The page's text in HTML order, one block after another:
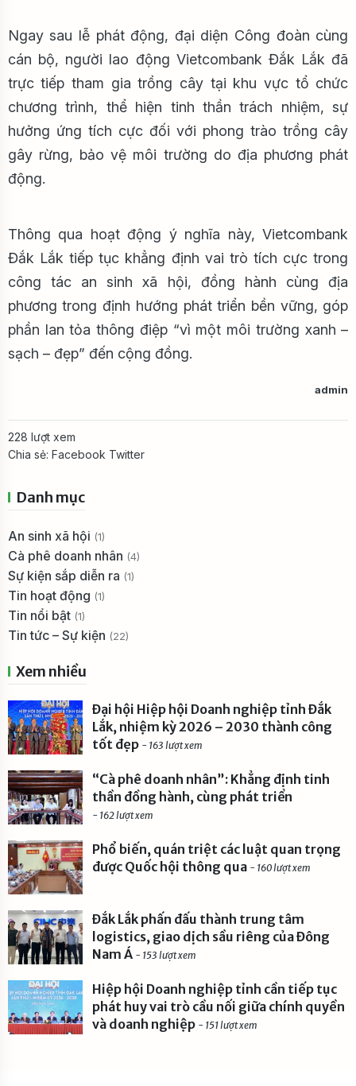
Ngay sau lễ phát động, đại diện Công đoàn cùng
cán bộ, người lao động Vietcombank Đắk Lắk đã
trực tiếp tham gia trồng cây tại khu vực tổ chức
chương trình, thể hiện tinh thần trách nhiệm, sự
hưởng ứng tích cực đối với phong trào trồng cây
gây rừng, bảo vệ môi trường do địa phương phát
động.
Thông qua hoạt động ý nghĩa này, Vietcombank
Đắk Lắk tiếp tục khẳng định vai trò tích cực trong
công tác an sinh xã hội, đồng hành cùng địa
phương trong định hướng phát triển bền vững, góp
phần lan tỏa thông điệp “vì một môi trường xanh –
sạch – đẹp” đến cộng đồng.
admin
228 lượt xem
Chia sẻ: Facebook Twitter
Danh mục
An sinh xã hội (1)
Cà phê doanh nhân (4)
Sự kiện sắp diễn ra (1)
Tin hoạt động (1)
Tin nổi bật (1)
Tin tức – Sự kiện (22)
Xem nhiều
Đại hội Hiệp hội Doanh nghiệp tỉnh Đắk
Lắk, nhiệm kỳ 2026 – 2030 thành công
tốt đẹp - 163 lượt xem
“Cà phê doanh nhân”: Khẳng định tinh
thần đồng hành, cùng phát triển
- 162 lượt xem
Phổ biến, quán triệt các luật quan trọng
được Quốc hội thông qua - 160 lượt xem
Đắk Lắk phấn đấu thành trung tâm
logistics, giao dịch sầu riêng của Đông
Nam Á - 153 lượt xem
Hiệp hội Doanh nghiệp tỉnh cần tiếp tục
phát huy vai trò cầu nối giữa chính quyền
và doanh nghiệp - 151 lượt xem